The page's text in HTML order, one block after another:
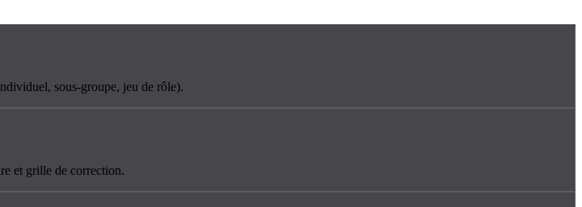
sous-groupe, jeu de rôle).
et grille de correction.